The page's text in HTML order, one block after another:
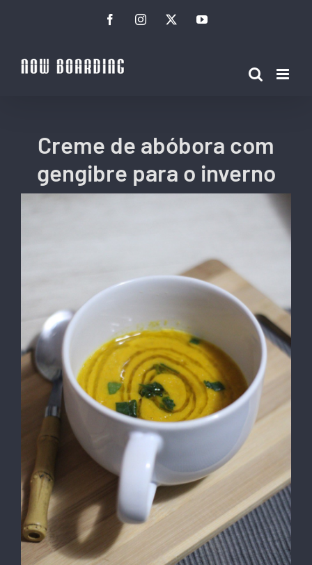
conteúdo
FacebookInstagramTwitterYouTube
Creme de abóbora com
gengibre para o inverno